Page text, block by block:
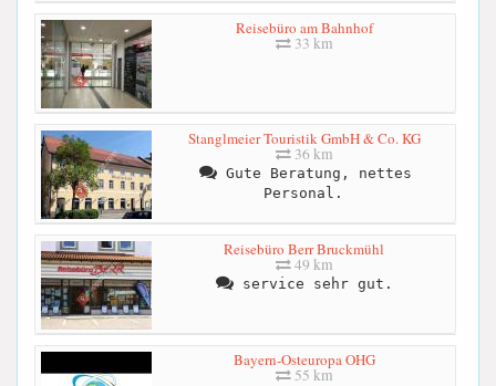
Reisebüro am Bahnhof
33 km
Stanglmeier Touristik GmbH & Co. KG
36 km
Gute Beratung, nettes
Personal.
Reisebüro Berr Bruckmühl
49 km
service sehr gut.
Bayern-Osteuropa OHG
55 km